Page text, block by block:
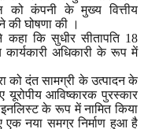
को कंपनी के मुख्य वित्तीय
घोषणा की ।
कि सुधीर सीतापति 18
अधिकारी के रूप में
को दंत सामग्री के उत्पादन के
आविष्कारक पुरस्कार
के रूप में नामित किया
एक नया समग्र निर्माण हुआ है